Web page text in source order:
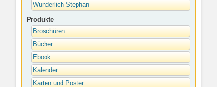
Wunderlich Stephan
Produkte
Broschüren
Bücher
Ebook
Kalender
Karten und Poster